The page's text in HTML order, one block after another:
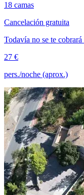
18 camas
Cancelación gratuita
Todavía no se te cobrará
27 €
pers./noche (aprox.)